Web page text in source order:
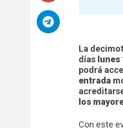
La
días
podrá
entrada
los
Con este